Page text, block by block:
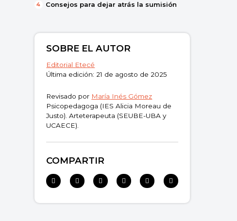
Consejos para dejar atrás la sumisión
SOBRE EL AUTOR
Editorial Etecé
Última edición: 21 de agosto de 2025
Revisado por María Inés Gómez
Psicopedagoga (IES Alicia Moreau de
Justo). Arteterapeuta (SEUBE-UBA y
UCAECE).
COMPARTIR